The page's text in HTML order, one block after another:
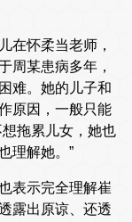
在怀柔当老师，
周某患病多年，
难。她的儿子和
原因，一般只能
拖累儿女，她也
理解她。”
表示完全理解崔
露出原谅、还透